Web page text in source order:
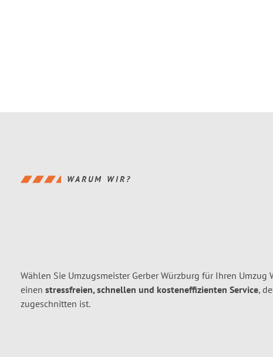
WARUM WIR?
Wählen Sie Umzugsmeister Gerber Würzburg für Ihren
einen stressfreien, schnellen und kosteneffizienten Service,
zugeschnitten ist.